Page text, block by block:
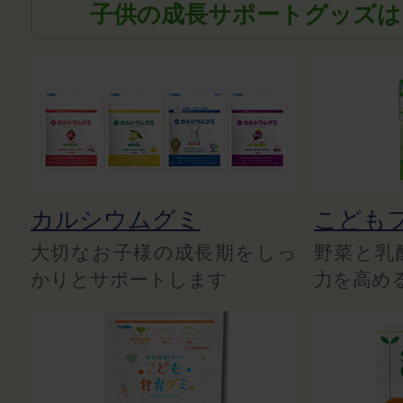
子供の成長サポートグッズ
カルシウムグミ
大切なお子様の成長期をしっ
かりとサポートします
こども
野菜と乳
力を高め